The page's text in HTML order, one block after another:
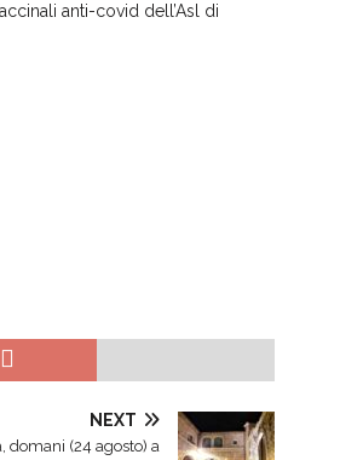
anti-covid dell’Asl di
NEXT
domani (24 agosto) a